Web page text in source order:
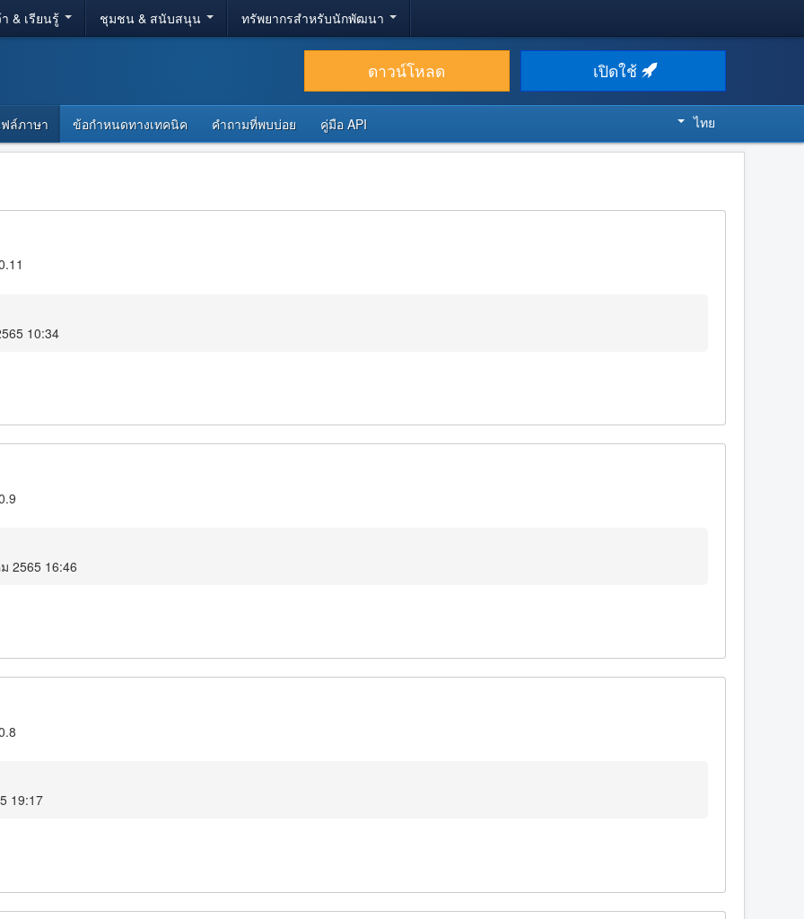
& เรียนรู้ ชุมชน & สนับสนุน ทรัพยากรสำหรับนักพัฒนา
ดาวน์โหลด เปิดใช้
ล์ภาษา ข้อกำหนดทางเทคนิค คำถามที่พบบ่อย คู่มือ API ไทย
10:34
2565 16:46
19:17